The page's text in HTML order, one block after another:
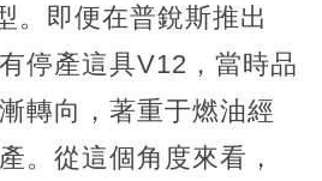
。即便在普銳斯推出
停產這具V12，當時品
轉向，著重于燃油經
。從這個角度來看，